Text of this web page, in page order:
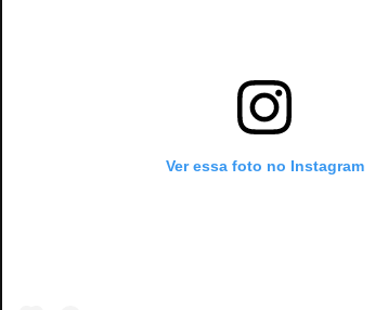
Ver essa foto no Instagram